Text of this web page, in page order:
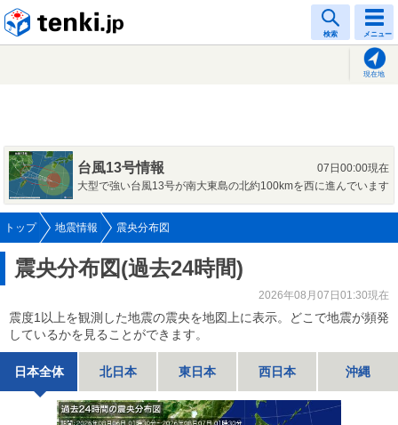
検索 メニュー
現在地
台風13号情報
07日00:00現在
大型で強い台風13号が南大東島の北約100kmを西に進んでいます
トップ 地震情報 震央分布図
震央分布図(過去24時間)
2026年08月07日01:30現在
震度1以上を観測した地震の震央を地図上に表示。どこで地震が頻発
しているかを見ることができます。
日本全体 北日本 東日本 西日本 沖縄